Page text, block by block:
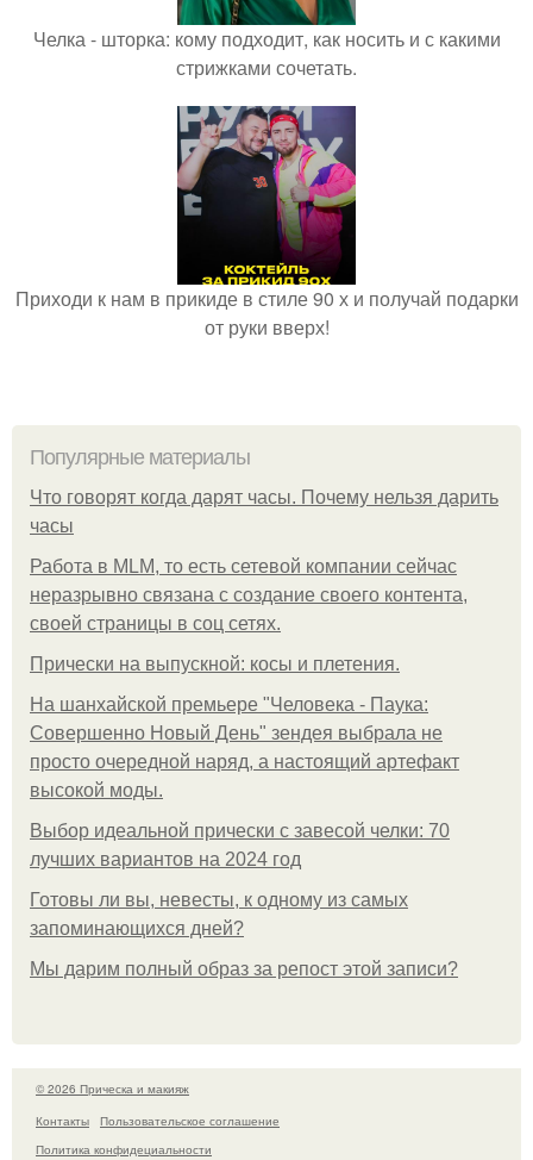
Челка - шторка: кому подходит, как носить и с какими
стрижками сочетать.
Приходи к нам в прикиде в стиле 90 х и получай подарки
от руки вверх!
Популярные материалы
Что говорят когда дарят часы. Почему нельзя дарить
часы
Работа в MLM, то есть сетевой компании сейчас
неразрывно связана с создание своего контента,
своей страницы в соц сетях.
Прически на выпускной: косы и плетения.
На шанхайской премьере "Человека - Паука:
Совершенно Новый День" зендея выбрала не
просто очередной наряд, а настоящий артефакт
высокой моды.
Выбор идеальной прически с завесой челки: 70
лучших вариантов на 2024 год
Готовы ли вы, невесты, к одному из самых
запоминающихся дней?
Мы дарим полный образ за репост этой записи?
© 2026 Прическа и макияж
Контакты
Пользовательское соглашение
Политика конфидециальности